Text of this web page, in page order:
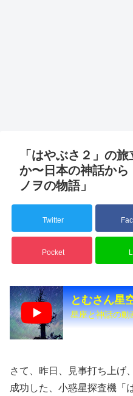
「はやぶさ２」の
か〜日本の神話か
ノヲの物語」
Twitter
Pocket
とむさん星
星座と神話の動
さて、昨日、見事打ち上げ
成功した、小惑星探査機「